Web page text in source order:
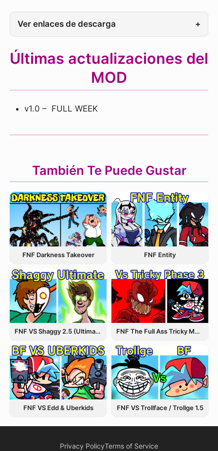
Ver enlaces de descarga +
Últimas actualizaciones del
MOD
v1.0 – FULL WEEK
También Te Puede Gustar
FNF Darkness Takeover FNF Entity
FNF VS Shaggy 2.5 (Ultimate Update) FNF The Full Ass Tricky MOD
FNF VS Edd & Uberkids FNF VS Trollface / Trollge 1.5
Privacy PolicyTerms of Service